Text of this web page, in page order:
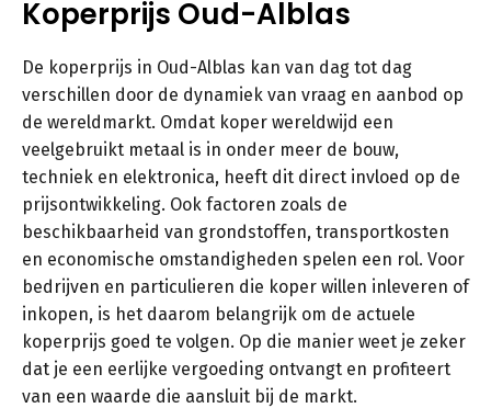
Koperprijs Oud-Alblas
De koperprijs in Oud-Alblas kan van dag tot dag
verschillen door de dynamiek van vraag en aanbod op
de wereldmarkt. Omdat koper wereldwijd een
veelgebruikt metaal is in onder meer de bouw,
techniek en elektronica, heeft dit direct invloed op de
prijsontwikkeling. Ook factoren zoals de
beschikbaarheid van grondstoffen, transportkosten
en economische omstandigheden spelen een rol. Voor
bedrijven en particulieren die koper willen inleveren of
inkopen, is het daarom belangrijk om de actuele
koperprijs goed te volgen. Op die manier weet je zeker
dat je een eerlijke vergoeding ontvangt en profiteert
van een waarde die aansluit bij de markt.